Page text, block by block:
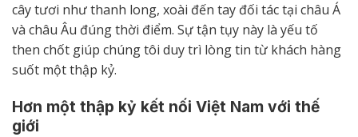
cây tươi như thanh long, xoài đến tay đối tác tại châu Á
và châu Âu đúng thời điểm. Sự tận tụy này là yếu tố
then chốt giúp chúng tôi duy trì lòng tin từ khách hàng
suốt một thập kỷ.
Hơn một thập kỷ kết nối Việt Nam với thế
giới